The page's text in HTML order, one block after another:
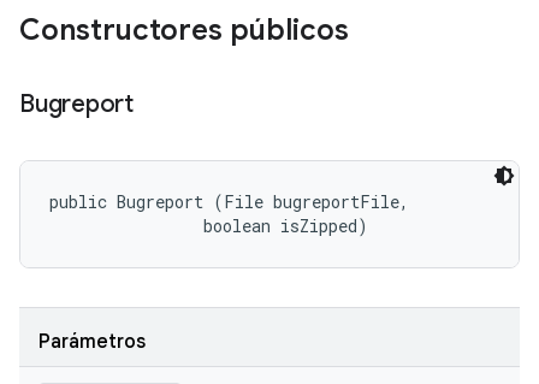
Constructores públicos
Bugreport
public Bugreport (File bugreportFile,
                boolean isZipped)
Parámetros